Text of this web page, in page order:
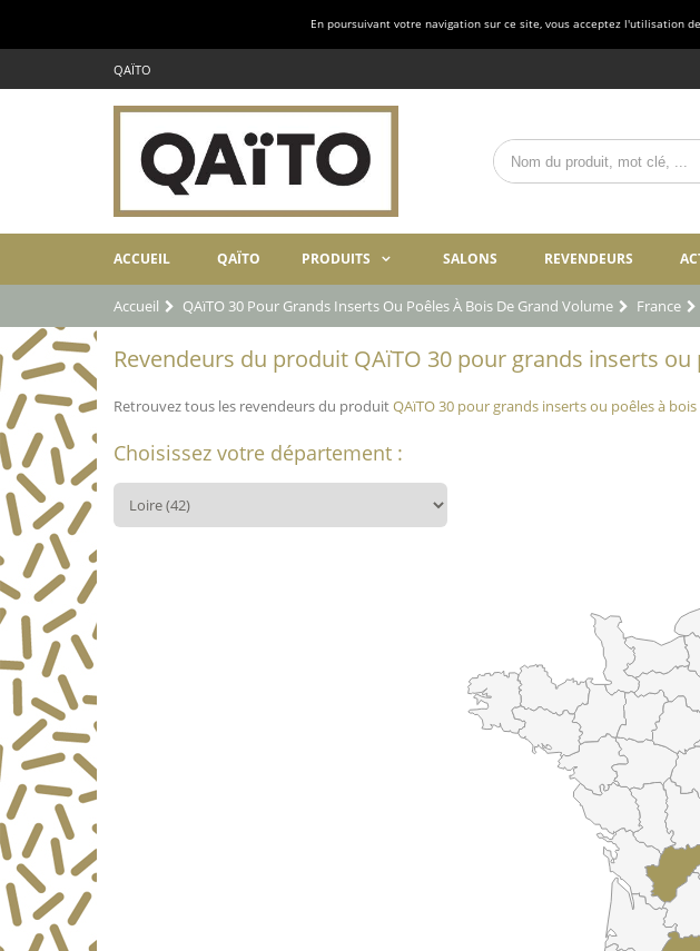
En poursuivant votre navigation sur ce site, vous acceptez l'utilisation
QAÏTO
ACCUEIL QAÏTO PRODUITS SALONS REVENDEURS
Accueil QAïTO 30 Pour Grands Inserts Ou Poêles À Bois De Grand Volume France
Revendeurs du produit QAïTO 30 pour grands inserts
Retrouvez tous les revendeurs du produitQAïTO 30 pour grands inserts ou poêles à
Choisissez votre département :